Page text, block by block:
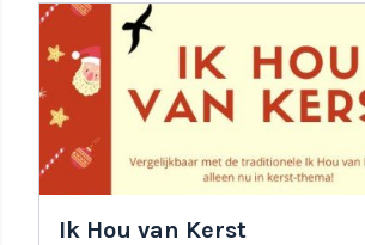
Ik Hou van Kerst